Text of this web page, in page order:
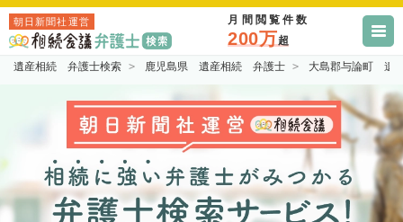
朝日新聞社運営 月間閲覧件数
200万超
遺産相続 弁護士検索 鹿児島県 遺産相続 弁護士 大島郡与論町 遺